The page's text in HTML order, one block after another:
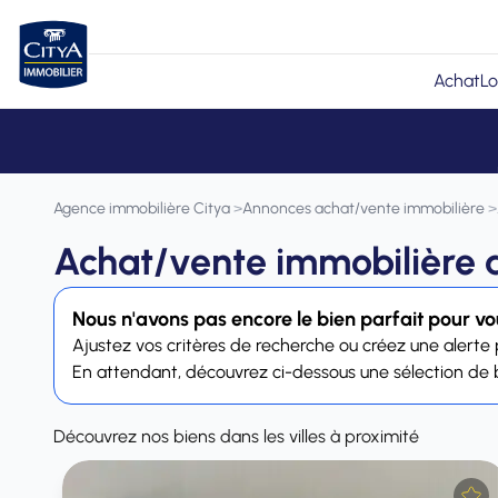
Achat
Agence immobilière Citya>Annonces achat/vente immobilière>
Achat/vente immobilière
Nous n'avons pas encore le bien parfait pour
Ajustez vos critères de recherche ou créez une
En attendant, découvrez ci-dessous une sélection de
Découvrez nos biens dans les villes à proximité